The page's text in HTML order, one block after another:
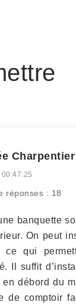
Charpentier
réponses : 18
banquette
On peut
ce qui
Il suffit
en débord du
de comptoir